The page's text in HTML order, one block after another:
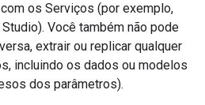
os Serviços (por exemplo,
Você também não pode
extrair ou replicar qualquer
incluindo os dados ou modelos
dos parâmetros).